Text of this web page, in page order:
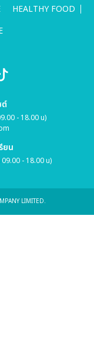
HEALTHY FOOD
ต์
- 18.00 น)
ยน
- 18.00 น)
LIMITED.